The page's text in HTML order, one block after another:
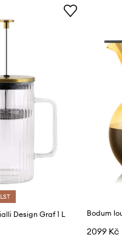
Design Graf 1 L
2099 Kč